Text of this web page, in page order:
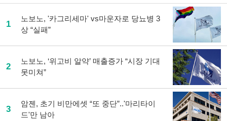
1
노보노, '카그리세마' vs마운자로 당뇨병 3
상 “실패”
2
노보노, ‘위고비 알약’ 매출증가 “시장 기대
못미쳐”
3
암젠, 초기 비만에셋 “또 중단”..'마리타이
드'만 남아